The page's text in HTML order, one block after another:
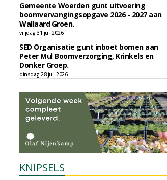
Gemeente Woerden gunt uitvoering
boomvervangingsopgave 2026 - 2027 aan
Wallaard Groen.
vrijdag 31 juli 2026
SED Organisatie gunt inboet bomen aan
Peter Mul Boomverzorging, Krinkels en
Donker Groep.
dinsdag 28 juli 2026
KNIPSELS